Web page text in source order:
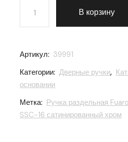
В корзину
Артикул: 39991
Категории: Дверные ручки,
основании
Метка: Ручка раздельная
SSC-16 сатинированный хром